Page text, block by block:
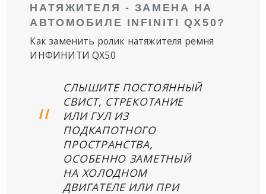
НАТЯЖИТЕЛЯ - ЗАМЕНА НА
АВТОМОБИЛЕ INFINITI QX50?
Как заменить ролик натяжителя ремня
ИНФИНИТИ QX50
СЛЫШИТЕ ПОСТОЯННЫЙ
СВИСТ, СТРЕКОТАНИЕ
ИЛИ ГУЛ ИЗ
ПОДКАПОТНОГО
ПРОСТРАНСТВА,
ОСОБЕННО ЗАМЕТНЫЙ
НА ХОЛОДНОМ
ДВИГАТЕЛЕ ИЛИ ПРИ